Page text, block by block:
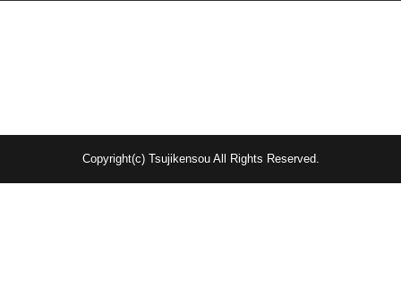
Copyright(c) Tsujikensou All Rights Reserved.